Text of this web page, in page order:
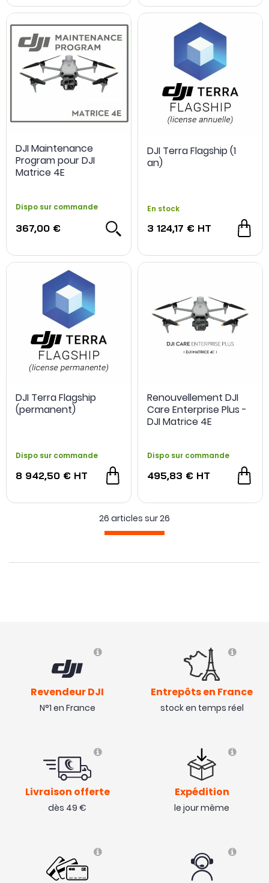
DJI Maintenance
Program pour DJI
Matrice 4E
Dispo sur commande
367,00 €
DJI Terra Flagship (1
an)
En stock
3 124,17 € HT
DJI Terra Flagship
(permanent)
Dispo sur commande
8 942,50 € HT
Renouvellement DJI
Care Enterprise Plus -
DJI Matrice 4E
Dispo sur commande
495,83 € HT
26 articles sur26
Revendeur DJI
N°1 en France
Entrepôts en France
stock en temps réel
Livraison offerte
dès 49 €
Expédition
le jour même